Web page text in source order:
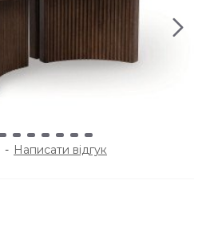
- Написати відгук